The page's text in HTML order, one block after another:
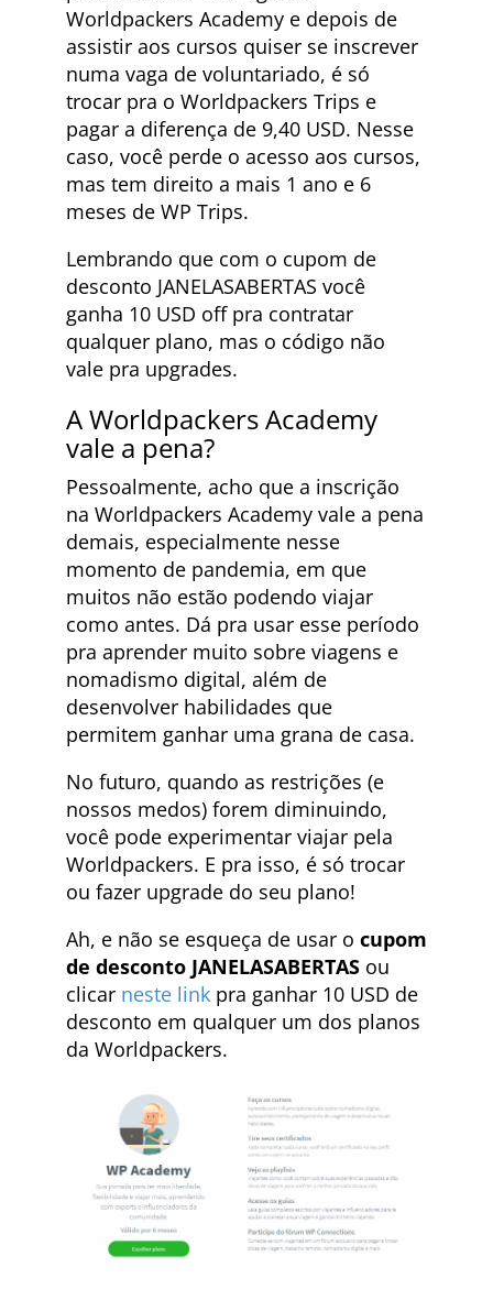
Worldpackers Academy e depois de
assistir aos cursos quiser se inscrever
numa vaga de voluntariado, é só
trocar pra o Worldpackers Trips e
pagar a diferença de 9,40 USD. Nesse
caso, você perde o acesso aos cursos,
mas tem direito a mais 1 ano e 6
meses de WP Trips.
Lembrando que com o cupom de
desconto JANELASABERTAS você
ganha 10 USD off pra contratar
qualquer plano, mas o código não
vale pra upgrades.
A Worldpackers Academy
vale a pena?
Pessoalmente, acho que a inscrição
na Worldpackers Academy vale a pena
demais, especialmente nesse
momento de pandemia, em que
muitos não estão podendo viajar
como antes. Dá pra usar esse período
pra aprender muito sobre viagens e
nomadismo digital, além de
desenvolver habilidades que
permitem ganhar uma grana de casa.
No futuro, quando as restrições (e
nossos medos) forem diminuindo,
você pode experimentar viajar pela
Worldpackers. E pra isso, é só trocar
ou fazer upgrade do seu plano!
Ah, e não se esqueça de usar o cupom
de desconto JANELASABERTAS ou
clicar neste link pra ganhar 10 USD de
desconto em qualquer um dos planos
da Worldpackers.